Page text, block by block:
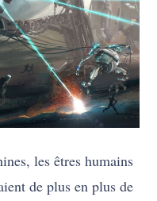
les êtres humains
de plus en plus de